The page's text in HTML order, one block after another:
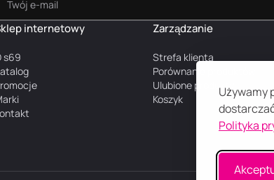
Używamy
Polityka
internetowy
s69
Zarządzanie
Strefa klienta
Porównanie produktów
Ulubione produkty
Koszyk